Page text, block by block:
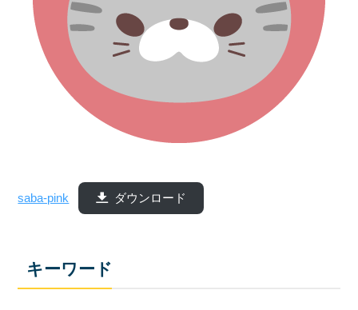
saba-pink ダウンロード
キーワード